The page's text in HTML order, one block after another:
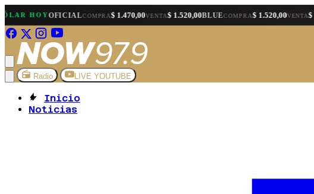
HOYOFICIALCOMPRA$ 1.470,00VENTA$ 1.520,00BLUECOMPRA$ 1.520,00VENTA$
Radio LIVE YOUTUBE
Inicio
Noticias